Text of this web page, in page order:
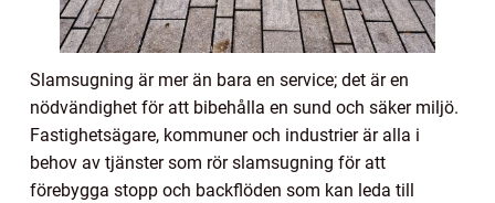
Slamsugning är mer än bara en service; det är en
nödvändighet för att bibehålla en sund och säker miljö.
Fastighetsägare, kommuner och industrier är alla i
behov av tjänster som rör slamsugning för att
förebygga stopp och backflöden som kan leda till